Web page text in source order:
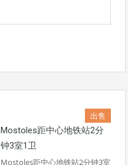
出售
Mostoles距中心地铁站2分
钟3室1卫
Mostoles距中心地铁站2分钟3室